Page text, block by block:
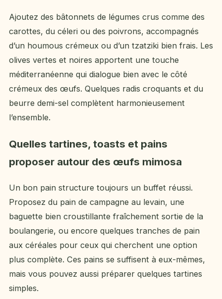
Ajoutez des bâtonnets de légumes crus comme des
carottes, du céleri ou des poivrons, accompagnés
d’un houmous crémeux ou d’un tzatziki bien frais. Les
olives vertes et noires apportent une touche
méditerranéenne qui dialogue bien avec le côté
crémeux des œufs. Quelques radis croquants et du
beurre demi-sel complètent harmonieusement
l’ensemble.
Quelles tartines, toasts et pains
proposer autour des œufs mimosa
Un bon pain structure toujours un buffet réussi.
Proposez du pain de campagne au levain, une
baguette bien croustillante fraîchement sortie de la
boulangerie, ou encore quelques tranches de pain
aux céréales pour ceux qui cherchent une option
plus complète. Ces pains se suffisent à eux-mêmes,
mais vous pouvez aussi préparer quelques tartines
simples.